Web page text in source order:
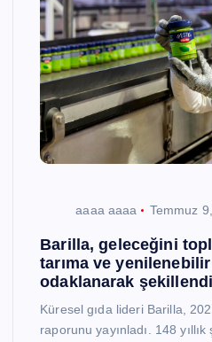
aaaa aaaa Temmuz
Barilla, geleceğini
tarıma ve
odaklanarak
Küresel gıda lideri Barilla,
raporunu yayınladı. 148